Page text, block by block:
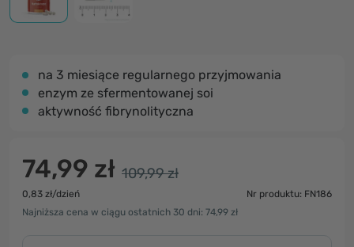
na 3 miesiące regularnego przyjmowania
enzym ze sfermentowanej soi
aktywność fibrynolityczna
74,99 zł 109,99 zł
0,83 zł/dzień
Nr produktu: FN186
Najniższa cena w ciągu ostatnich 30 dni: 74,99 zł